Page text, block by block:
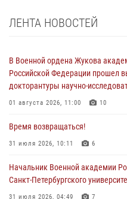
ЛЕНТА НОВОСТЕЙ
В Военной ордена Жукова
Российской Федерации прошел
докторантуры научно-
01 августа 2026, 11:00 10
Время возвращаться!
31 июля 2026, 10:11 6
Начальник Военной академии
Санкт-Петербургского
31 июля 2026, 04:49 7